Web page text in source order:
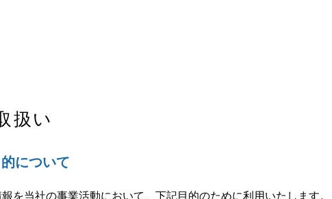
扱い
について
を当社の事業活動において、下記目的のために利用いたします。